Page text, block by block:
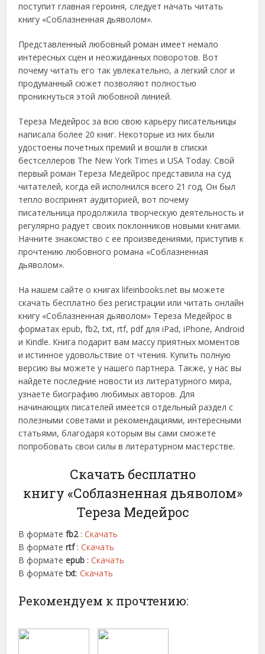
поступит главная героиня, следует начать читать
книгу «Соблазненная дьяволом».
Представленный любовный роман имеет немало
интересных сцен и неожиданных поворотов. Вот
почему читать его так увлекательно, а легкий слог и
продуманный сюжет позволяют полностью
проникнуться этой любовной линией.
Тереза Медейрос за всю свою карьеру писательницы
написала более 20 книг. Некоторые из них были
удостоены почетных премий и вошли в списки
бестселлеров The New York Times и USA Today. Свой
первый роман Тереза Медейрос представила на суд
читателей, когда ей исполнился всего 21 год. Он был
тепло воспринят аудиторией, вот почему
писательница продолжила творческую деятельность и
регулярно радует своих поклонников новыми книгами.
Начните знакомство с ее произведениями, приступив к
прочтению любовного романа «Соблазненная
дьяволом».
На нашем сайте о книгах lifeinbooks.net вы можете
скачать бесплатно без регистрации или читать онлайн
книгу «Соблазненная дьяволом» Тереза Медейрос в
форматах epub, fb2, txt, rtf, pdf для iPad, iPhone, Android
и Kindle. Книга подарит вам массу приятных моментов
и истинное удовольствие от чтения. Купить полную
версию вы можете у нашего партнера. Также, у нас вы
найдете последние новости из литературного мира,
узнаете биографию любимых авторов. Для
начинающих писателей имеется отдельный раздел с
полезными советами и рекомендациями, интересными
статьями, благодаря которым вы сами сможете
попробовать свои силы в литературном мастерстве.
Скачать бесплатно
книгу «Соблазненная дьяволом»
Тереза Медейрос
В форматеfb2:Скачать
В форматеrtf :Скачать
В форматеepub :Скачать
В форматеtxt:Скачать
Рекомендуем к прочтению: